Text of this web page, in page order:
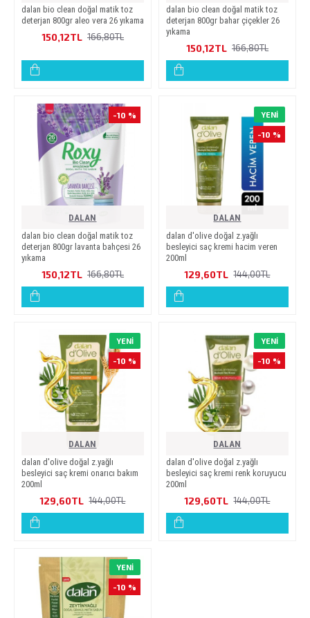
dalan bi̇o clean doğal mati̇k toz
deterjan 800gr aleo vera 26 yikama
150,12TL 166,80TL
dalan bi̇o clean doğal mati̇k toz
deterjan 800gr bahar çi̇çekler 26
yikama
150,12TL 166,80TL
-10 %
DALAN
dalan bi̇o clean doğal mati̇k toz
deterjan 800gr lavanta bahçesi̇ 26
yikama
150,12TL 166,80TL
YENI
-10 %
DALAN
dalan d'oli̇ve doğal z.yağli
besleyi̇ci̇ saç kremi̇ haci̇m veren
200ml
129,60TL 144,00TL
YENI
-10 %
DALAN
dalan d'oli̇ve doğal z.yağli
besleyi̇ci̇ saç kremi̇ onarici bakim
200ml
129,60TL 144,00TL
YENI
-10 %
DALAN
dalan d'oli̇ve doğal z.yağli
besleyi̇ci̇ saç kremi̇ renk koruyucu
200ml
129,60TL 144,00TL
YENI
-10 %